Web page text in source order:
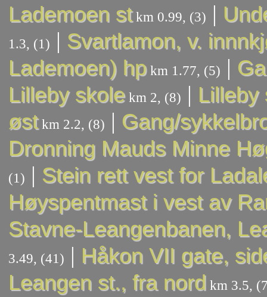
Lademoen stkm 0.99, (3) |
1.3, (1) | Svartlamon, v.
Lademoen) hpkm 1.77, (5) |
Lilleby skolekm 2, (8) | Lilleby
østkm 2.2, (8) | Gang/
Dronning Mauds Minne
(1) | Stein rett vest for
Høyspentmast i vest av
Stavne-Leangenbanen,
3.49, (41) | Håkon VII gate,
Leangen st., fra nord km 3.5,